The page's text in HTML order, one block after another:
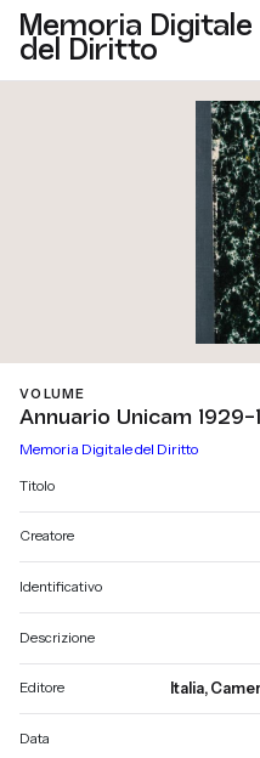
Memoria Digitale
del Diritto
VOLUME
Annuario Unicam 1929-
Memoria Digitale del Diritto
Titolo
Creatore
Identificativo
Descrizione
Editore Italia,
Data